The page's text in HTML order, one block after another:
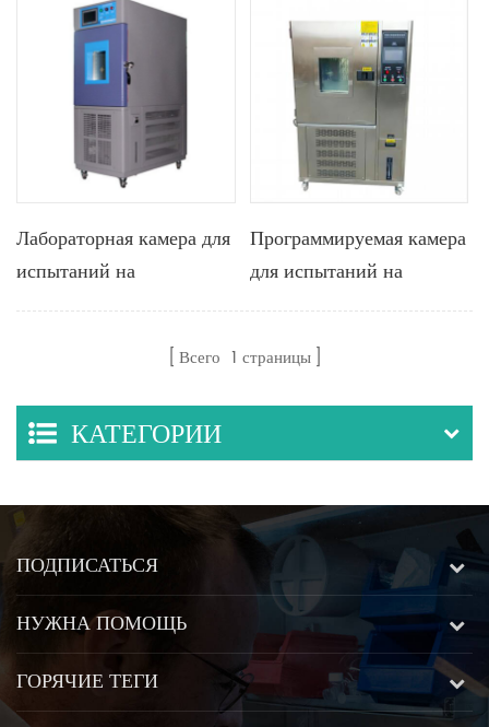
80л-1000л
температуру и влажность
Лабораторная камера для
испытаний на
температуру и влажность
Программируемая камера
для испытаний на
постоянную температуру
и 1000L с системой
управления
Всего 1 страницы
КАТЕГОРИИ
ПОДПИСАТЬСЯ
НУЖНА ПОМОЩЬ
ГОРЯЧИЕ ТЕГИ